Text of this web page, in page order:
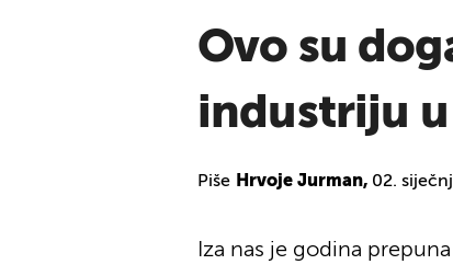
Ovo su
industriju u
Piše Hrvoje Jurman, 02.
Iza nas je godina